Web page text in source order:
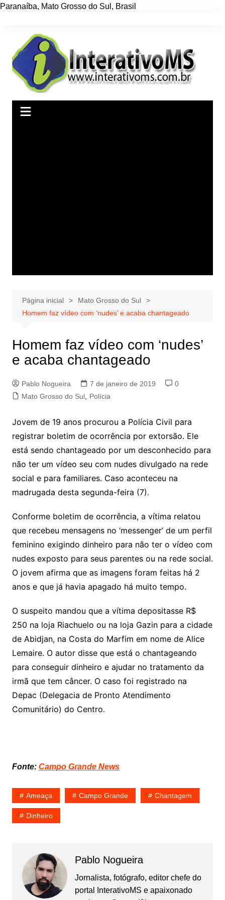
Paranaíba, Mato Grosso do Sul , Brasil
conteúdo
Página inicial
Mato Grosso do Sul
Homem faz vídeo com ‘nudes’ e acaba chantageado
Homem faz vídeo com ‘nudes’
e acaba chantageado
Pablo Nogueira 7 de janeiro de 2019
0
Mato Grosso do Sul, Polícia
Jovem de 19 anos procurou a Polícia Civil para
registrar boletim de ocorrência por extorsão. Ele
está sendo chantageado por um desconhecido para
não ter um vídeo seu com nudes divulgado na rede
social e para familiares. Caso aconteceu na
madrugada desta segunda-feira (7).
Conforme boletim de ocorrência, a vítima relatou
que recebeu mensagens no ‘messenger’ de um perfil
feminino exigindo dinheiro para não ter o vídeo com
nudes exposto para seus parentes ou na rede social.
O jovem afirma que as imagens foram feitas há 2
anos e que já havia apagado há muito tempo.
O suspeito mandou que a vítima depositasse R$
250 na loja Riachuelo ou na loja Gazin para a cidade
de Abidjan, na Costa do Marfim em nome de Alice
Lemaire. O autor disse que está o chantageando
para conseguir dinheiro e ajudar no tratamento da
irmã que tem câncer. O caso foi registrado na
Depac (Delegacia de Pronto Atendimento
Comunitário) do Centro.
Fonte: Campo Grande News
Ameaça Campo Grande Chantagem
Dinheiro
Pablo Nogueira
Jornalista, fotógrafo, editor chefe do
portal InterativoMS e apaixonado